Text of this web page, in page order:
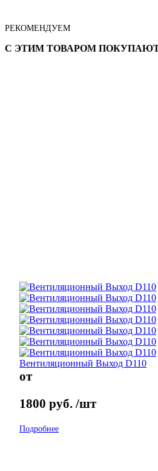
РЕКОМЕНДУЕМ
С ЭТИМ ТОВАРОМ
Вентиляционный Выход D110
от
1800 руб. /шт
Подробнее